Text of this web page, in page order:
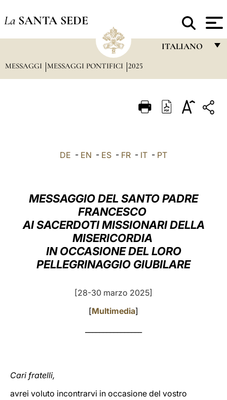
La SANTA SEDE
ITALIANO
ITALIANO
العربيّة
中文
MESSAGGI MESSAGGI PONTIFICI 2025
DE - EN - ES - FR - IT - PT
MESSAGGIO DEL SANTO PADRE
FRANCESCO
AI SACERDOTI MISSIONARI DELLA
MISERICORDIA
IN OCCASIONE DEL LORO
PELLEGRINAGGIO GIUBILARE
[28-30 marzo 2025]
[Multimedia]
Cari fratelli,
avrei voluto incontrarvi in occasione del vostro